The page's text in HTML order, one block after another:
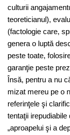
culturii
teoreticianul),
(factologie care,
genera o luptă
peste toate,
garanţie peste
Însă, pentru a nu
mizat mereu pe o
referinţele şi
tentaţii
„aproapelui şi a